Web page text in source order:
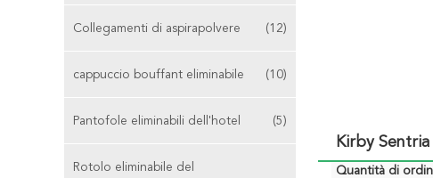
Collegamenti di aspirapolvere (12)
cappuccio bouffant eliminabile (10)
Pantofole eliminabili dell'hotel (5)
Rotolo eliminabile del
Kirby
Quantità di